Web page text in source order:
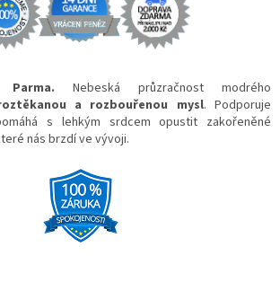
Nebeská průzračnost modrého
a rozbouřenou mysl. Podporuje
s lehkým srdcem opustit zakořeněné
nás brzdí ve vývoji.